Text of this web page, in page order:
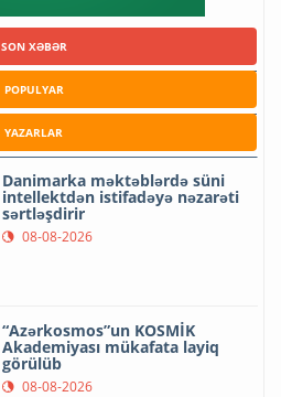
SON XƏBƏR
POPULYAR
YAZARLAR
Danimarka məktəblərdə süni
intellektdən istifadəyə nəzarəti
sərtləşdirir
08-08-2026
“Azərkosmos”un KOSMİK
Akademiyası mükafata layiq
görülüb
08-08-2026